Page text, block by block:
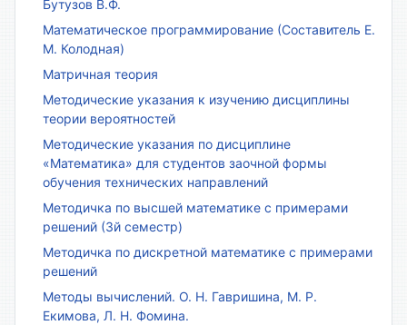
Бутузов В.Ф.
Математическое программирование (Составитель Е.
М. Колодная)
Матричная теория
Методические указания к изучению дисциплины
теории вероятностей
Методические указания по дисциплине
«Математика» для студентов заочной формы
обучения технических направлений
Методичка по высшей математике с примерами
решений (3й семестр)
Методичка по дискретной математике с примерами
решений
Методы вычислений. О. Н. Гавришина, М. Р.
Екимова, Л. Н. Фомина.